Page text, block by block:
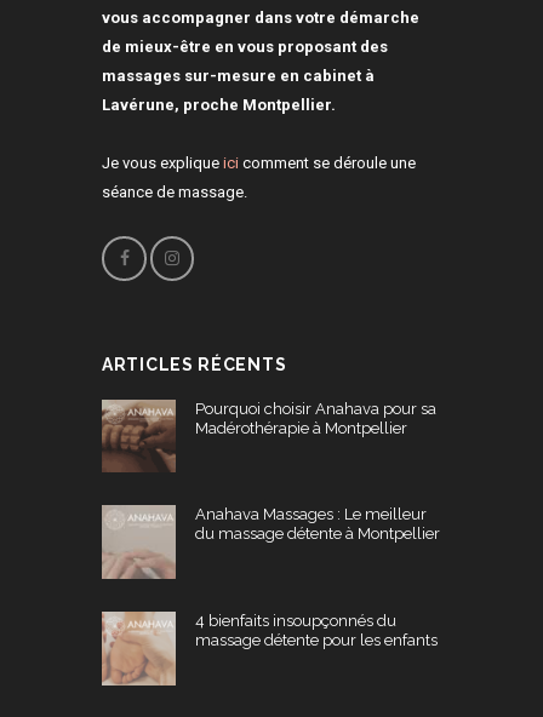
vous accompagner dans votre démarche
de mieux-être en vous proposant des
massages sur-mesure en cabinet à
Lavérune, proche Montpellier.
Je vous explique ici comment se déroule une
séance de massage.
ARTICLES RÉCENTS
Pourquoi choisir Anahava pour sa
Madérothérapie à Montpellier
Anahava Massages : Le meilleur
du massage détente à Montpellier
4 bienfaits insoupçonnés du
massage détente pour les enfants